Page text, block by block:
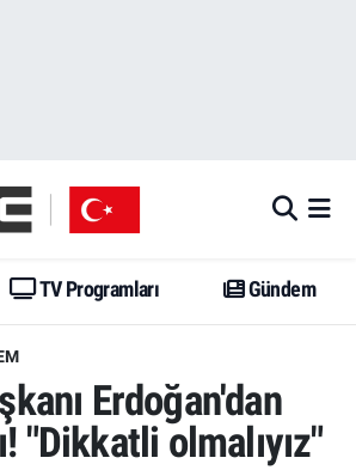
TV Programları Gündem
Erdoğan'dan
"Dikkatli olmalıyız"
Vakitleri